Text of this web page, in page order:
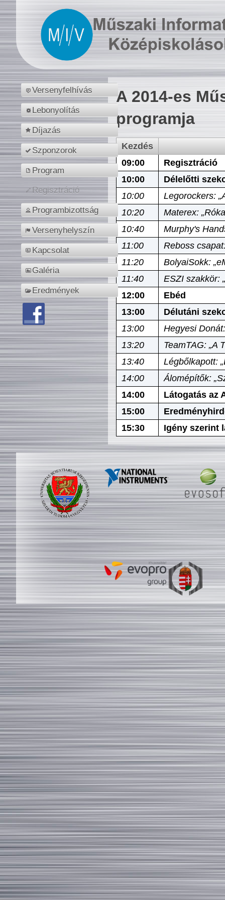
Versenyfelhívás
Lebonyolítás
Díjazás
Szponzorok
Program
Regisztráció
Programbizottság
Versenyhelyszín
Kapcsolat
Galéria
Eredmények
A 2014-es
programja
Kezdés
09:00
Regisztráció
10:00
Délelőtti
10:00
Legorockers:
10:20
Materex:
10:40
Murphy's
11:00
Reboss
11:20
BolyaiSokk:
11:40
ESZI szakkör:
12:00
Ebéd
13:00
Délutáni
13:00
Hegyesi
13:20
TeamTAG: „A
13:40
Légbőlkapott:
14:00
Álomépítők:
14:00
Látogatás az
15:00
15:30
Igény szerint